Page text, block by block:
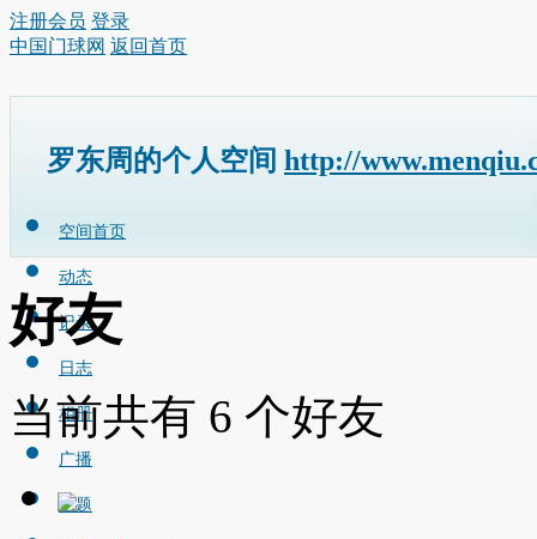
注册会员 登录
中国门球网 返回首页
罗东周的个人空间 http://
空间首页
动态
记录
日志
相册
广播
主题
好友
当前共有 6 个好友